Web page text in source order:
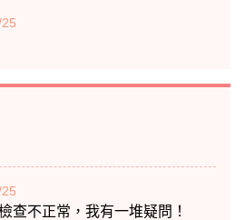
查不正常，我有一堆疑問！